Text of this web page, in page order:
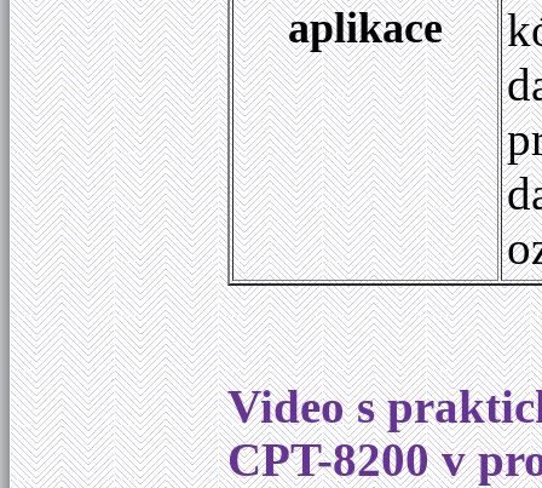
aplikace
Video s
CPT-8200 v